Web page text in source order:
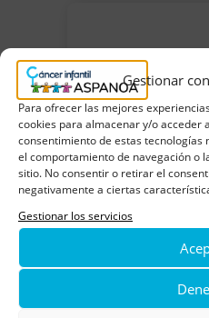
Gestionar
Para ofrecer las mejores
cookies para almacenar y/o acceder
consentimiento de estas
el comportamiento de navegación o
sitio. No consentir o retirar el
negativamente a ciertas
Gestionar los servicios
Asociación de Padres de